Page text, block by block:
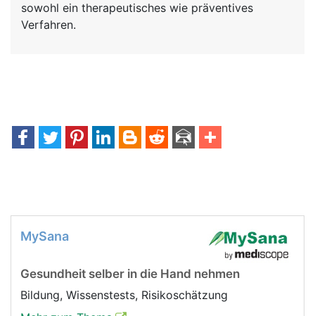
sowohl ein therapeutisches wie präventives
Verfahren.
MySana
Gesundheit selber in die Hand nehmen
Bildung, Wissenstests, Risikoschätzung